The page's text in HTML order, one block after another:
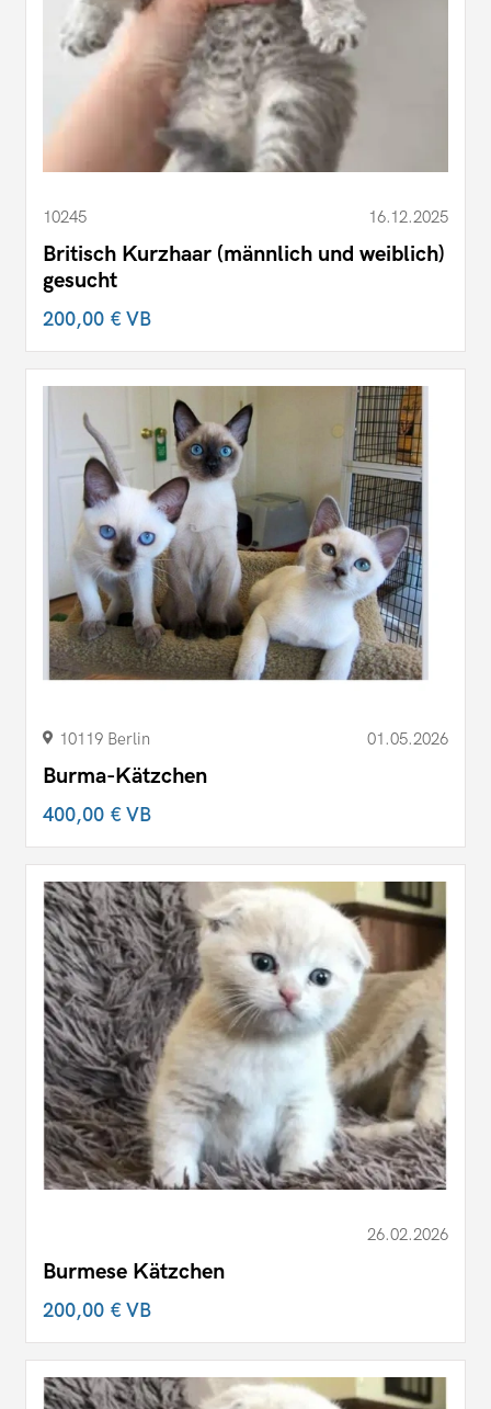
10245 16.12.2025
Britisch Kurzhaar (männlich und weiblich)
gesucht
200,00 €VB
10119 Berlin 01.05.2026
Burma-Kätzchen
400,00 €VB
26.02.2026
Burmese Kätzchen
200,00 €VB